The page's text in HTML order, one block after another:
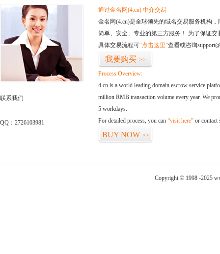
联系我们
QQ：2726103981
通过金名网(4.cn) 中介交易
金名网(4.cn)是全球领先的域名交易服务机构
简单、安全、专业的第三方服务！ 为了保证
具体交易流程可“点击这里”查看或咨询
我要购买 >>
Process Overview:
4.cn is a world leading domain escrow service
million RMB transaction volume every year. We
5 workdays.
For detailed process, you can “visit here” or contact
BUY NOW >>
Copyright © 1998 -2025